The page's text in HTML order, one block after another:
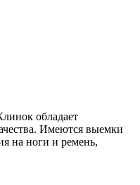
обладает
Имеются выемки
на ноги и ремень,